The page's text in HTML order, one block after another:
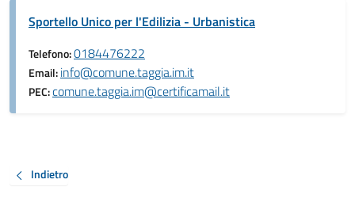
Sportello Unico per l'Edilizia - Urbanistica
Telefono:0184476222
Email:info@comune.taggia.im.it
PEC:comune.taggia.im@certificamail.it
Indietro